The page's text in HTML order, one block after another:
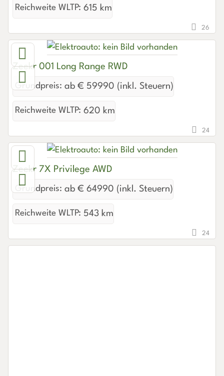
Reichweite WLTP: 615 km
26
Zeekr 001 Long Range RWD
Grundpreis: ab € 59990 (inkl. Steuern)
Reichweite WLTP: 620 km
24
Zeekr 7X Privilege AWD
Grundpreis: ab € 64990 (inkl. Steuern)
Reichweite WLTP: 543 km
24